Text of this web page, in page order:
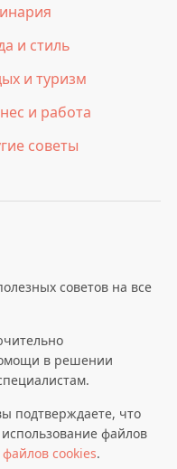
и стиль
и туризм
и работа
советы
советов на все
в решении
подтверждаете, что
файлов
cookies.